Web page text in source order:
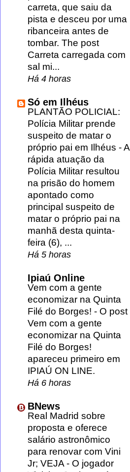
carreta, que saiu da
pista e desceu por uma
ribanceira antes de
tombar. The post
Carreta carregada com
sal mi...
Há 4 horas
Só em Ilhéus
PLANTÃO POLICIAL:
Polícia Militar prende
suspeito de matar o
próprio pai em Ilhéus -A
rápida atuação da
Polícia Militar resultou
na prisão do homem
apontado como
principal suspeito de
matar o próprio pai na
manhã desta quinta-
feira (6), ...
Há 5 horas
Ipiaú Online
Vem com a gente
economizar na Quinta
Filé do Borges! - O post
Vem com a gente
economizar na Quinta
Filé do Borges!
apareceu primeiro em
IPIAÚ ON LINE.
Há 6 horas
BNews
Real Madrid sobre
proposta e oferece
salário astronômico
para renovar com Vini
Jr; VEJA- O jogador